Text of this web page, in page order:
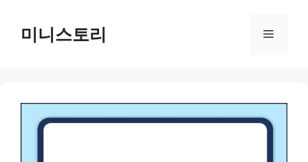
content미니스토리 Menu